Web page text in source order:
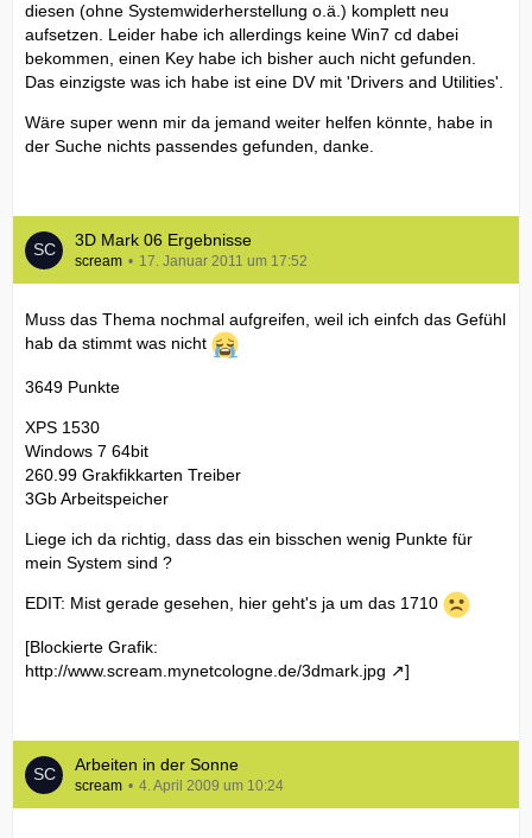
diesen (ohne Systemwiderherstellung o.ä.) komplett neu
aufsetzen. Leider habe ich allerdings keine Win7 cd dabei
bekommen, einen Key habe ich bisher auch nicht gefunden.
Das einzigste was ich habe ist eine DV mit 'Drivers and Utilities'.
Wäre super wenn mir da jemand weiter helfen könnte, habe in
der Suche nichts passendes gefunden, danke.
3D Mark 06 Ergebnisse
scream 17. Januar 2011 um 17:52
Muss das Thema nochmal aufgreifen, weil ich einfch das Gefühl
hab da stimmt was nicht
3649 Punkte
XPS 1530
Windows 7 64bit
260.99 Grakfikkarten Treiber
3Gb Arbeitspeicher
Liege ich da richtig, dass das ein bisschen wenig Punkte für
mein System sind ?
EDIT: Mist gerade gesehen, hier geht's ja um das 1710
[Blockierte Grafik:
http://www.scream.mynetcologne.de/3dmark.jpg
]
Arbeiten in der Sonne
scream 4. April 2009 um 10:24